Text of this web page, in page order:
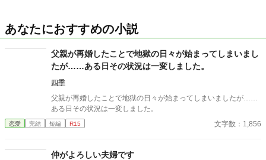
あなたにおすすめの小説
父親が再婚したことで地獄の日々が始まってしまいまし
たが……ある日その状況は一変しました。
四季
父親が再婚したことで地獄の日々が始まってしまいましたが……
ある日その状況は一変しました。
恋愛 完結 短編 R15 文字数：1,856
仲がよろしい夫婦です